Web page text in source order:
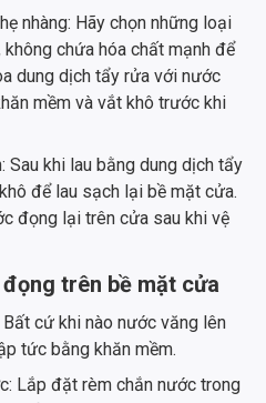
nhàng: Hãy chọn những loại
chứa hóa chất mạnh để
dung dịch tẩy rửa với nước
mềm và vắt khô trước khi
Sau khi lau bằng dung dịch tẩy
để lau sạch lại bề mặt cửa.
đọng lại trên cửa sau khi vệ
trên bề mặt cửa
cứ khi nào nước văng lên
tức bằng khăn mềm.
Lắp đặt rèm chắn nước trong